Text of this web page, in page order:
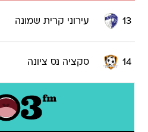
13 עירוני קרית שמונה
14 סקציה נס ציונה